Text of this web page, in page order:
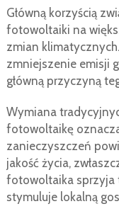
Główną korzyścią
fotowoltaiki na
zmian
zmniejszenie emisji
główną przyczyną
Wymiana
fotowoltaikę
zanieczyszczeń
jakość życia,
fotowoltaika sprzyja
stymuluje lokalną